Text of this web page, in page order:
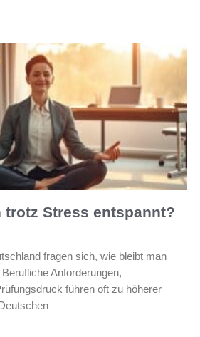
trotz Stress entspannt?
fragen sich, wie bleibt man
Anforderungen,
führen oft zu höherer